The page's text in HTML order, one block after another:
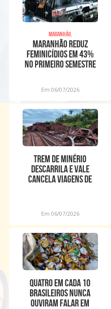
Maranhão,
Maranhão reduz
feminicídios em 43%
no primeiro semestre
Em 06/07/2026
Trem de minério
descarrila e Vale
cancela viagens de
Em 06/07/2026
Quatro em cada 10
brasileiros nunca
ouviram falar em